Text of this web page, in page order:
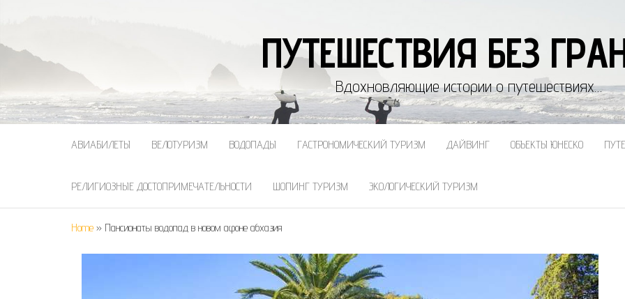
ПУТЕШЕСТВИЯ БЕЗ
Вдохновляющие истории о путешествиях…
АВИАБИЛЕТЫ ВЕЛОТУРИЗМ ВОДОПАДЫ ГАСТРОНОМИЧЕСКИЙ ТУРИЗМ ДАЙВИНГ ОБЪЕКТЫ ЮНЕСКО
РЕЛИГИОЗНЫЕ ДОСТОПРИМЕЧАТЕЛЬНОСТИ ШОПИНГ ТУРИЗМ ЭКОЛОГИЧЕСКИЙ ТУРИЗМ
Home » Пансионаты водопад в новом афоне абхазия